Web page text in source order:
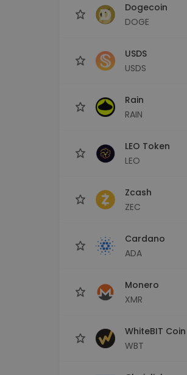
Dogecoin
DOGE
USDS
USDS
Rain
RAIN
LEO Token
LEO
Zcash
ZEC
Cardano
ADA
Monero
XMR
WhiteBIT Coin
WBT